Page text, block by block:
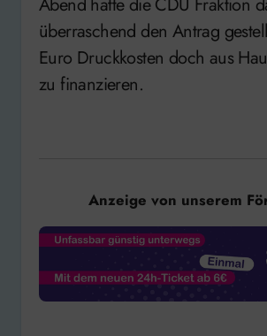
überraschend den Antrag
Euro Druckkosten doch aus
zu finanzieren.
Anzeige von unserem